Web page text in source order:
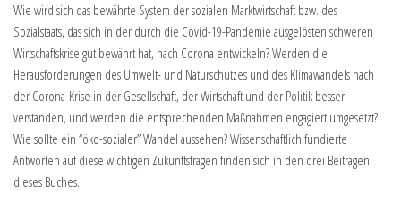
Wie wird sich das bewährte System der sozialen Marktwirtschaft bzw. des
Sozialstaats, das sich in der durch die Covid-19-Pandemie ausgelösten schweren
Wirtschaftskrise gut bewährt hat, nach Corona entwickeln? Werden die
Herausforderungen des Umwelt- und Naturschutzes und des Klimawandels nach
der Corona-Krise in der Gesellschaft, der Wirtschaft und der Politik besser
verstanden, und werden die entsprechenden Maßnahmen engagiert umgesetzt?
Wie sollte ein “öko-sozialer” Wandel aussehen? Wissenschaftlich fundierte
Antworten auf diese wichtigen Zukunftsfragen finden sich in den drei Beiträgen
dieses Buches.